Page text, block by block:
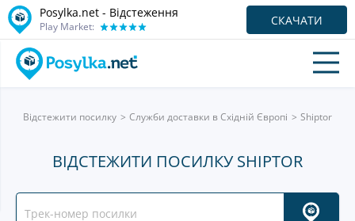
Posylka.net - Відстеження
Play Market: СКАЧАТИ
Відстежити посилку Служби доставки в Східній Європі Shiptor
ВІДСТЕЖИТИ ПОСИЛКУ SHIPTOR